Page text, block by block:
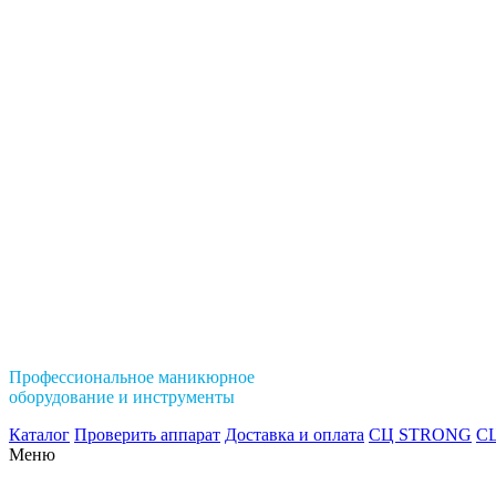
Профессиональное маникюрное
оборудование и инструменты
Каталог Проверить аппарат Доставка и оплата СЦ STRONG
Меню